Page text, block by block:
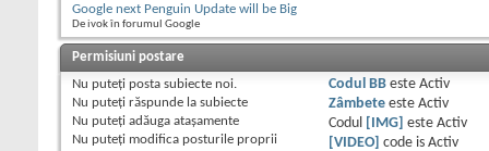
Google next Penguin Update will be Big
De ivok în forumul Google
Permisiuni postare
Nu puteţi posta subiecte noi.
Nu puteţi răspunde la subiecte
Nu puteţi adăuga ataşamente
Nu puteţi modifica posturile proprii
Codul BBeste Activ
Zâmbeteeste Activ
Codul
[IMG] este Activ
[VIDEO] code is Activ